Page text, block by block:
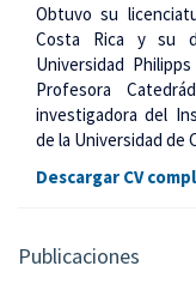
Obtuvo su
Costa Rica y su
Universidad
Profesora
investigadora del
de la Universidad de
Descargar CV
Publicaciones